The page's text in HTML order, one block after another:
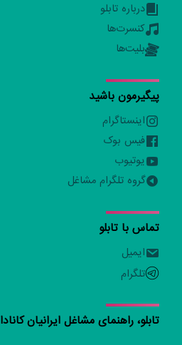
درباره تابلو
کنسرت‌ها
بلیت‌ها
پیگیرمون باشید
اینستاگرام
فیس بوک
یوتیوب
گروه تلگرام مشاغل
تماس با تابلو
ایمیل
تلگرام
تابلو، راهنمای مشاغل ایرانیان کانادا